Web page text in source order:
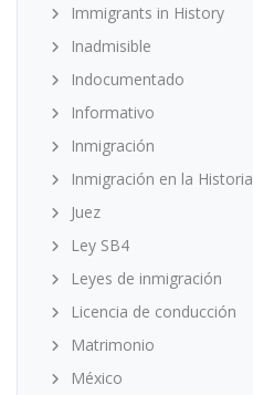
Immigrants in History
Inadmisible
Indocumentado
Informativo
Inmigración
Inmigración en la Historia
Juez
Ley SB4
Leyes de inmigración
Licencia de conducción
Matrimonio
México